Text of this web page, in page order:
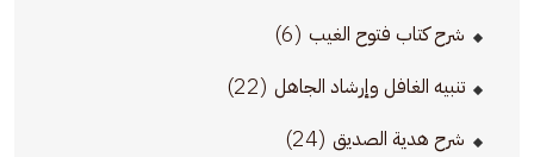
شرح كتاب فتوح الغيب (6)
تنبيه الغافل وإرشاد الجاهل (22)
شرح هدية الصديق (24)